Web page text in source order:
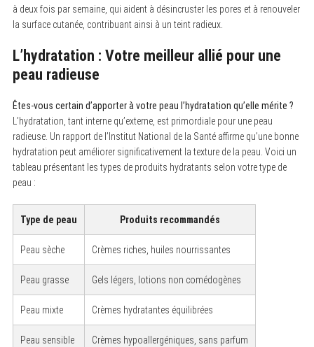
à deux fois par semaine, qui aident à désincruster les pores et à renouveler
la surface cutanée, contribuant ainsi à un teint radieux.
L’hydratation : Votre meilleur allié pour une
peau radieuse
Êtes-vous certain d’apporter à votre peau l’hydratation qu’elle mérite ?
L’hydratation, tant interne qu’externe, est primordiale pour une peau
radieuse. Un rapport de l’Institut National de la Santé affirme qu’une bonne
hydratation peut améliorer significativement la texture de la peau. Voici un
tableau présentant les types de produits hydratants selon votre type de
peau :
Type de peau Produits recommandés
Peau sèche Crèmes riches, huiles nourrissantes
Peau grasse Gels légers, lotions non comédogènes
Peau mixte Crèmes hydratantes équilibrées
Peau sensible Crèmes hypoallergéniques, sans parfum
e
a